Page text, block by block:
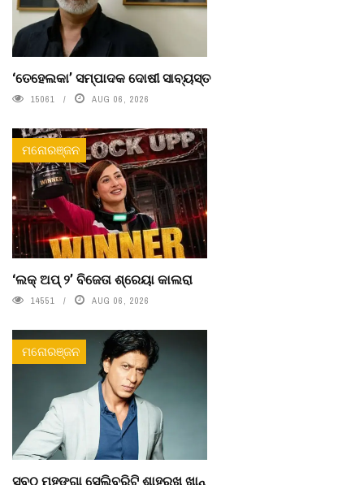
‘ତେହେଲକା’ ସମ୍ପାଦକ ଦୋଷୀ ସାବ୍ୟସ୍ତ
15061 AUG 06, 2026
ମନୋରଞ୍ଜନ
‘ଲକ୍ ଅପ୍ ୨’ ବିଜେତା ଶ୍ରେୟା କାଲରା
14551 AUG 06, 2026
ମନୋରଞ୍ଜନ
ସବୁଠୁ ମହଙ୍ଗା ସେଲିବ୍ରିଟି ଶାହରୁଖ ଖାନ୍